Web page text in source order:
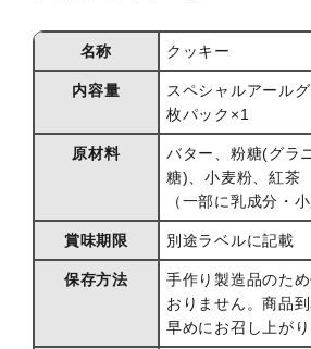
名称 クッキー
内容量
スペシャルアール
枚パック×1
原材料
バター、粉糖(グラ
糖)、小麦粉、紅茶
（一部に乳成分・
賞味期限 別途ラベルに記載
保存方法
手作り製造品のた
おりません。商品
早めにお召し上がり